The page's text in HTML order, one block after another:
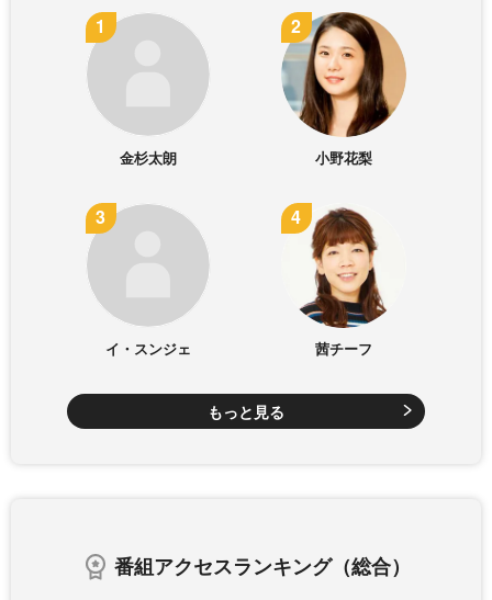
金杉太朗 小野花梨
イ・スンジェ 茜チーフ
もっと見る
番組アクセスランキング（総合）